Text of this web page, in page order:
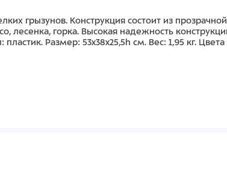
грызунов. Конструкция состоит из
лесенка, горка. Высокая надежность
Размер: 53x38x25,5h см. Вес: 1,95 кг.